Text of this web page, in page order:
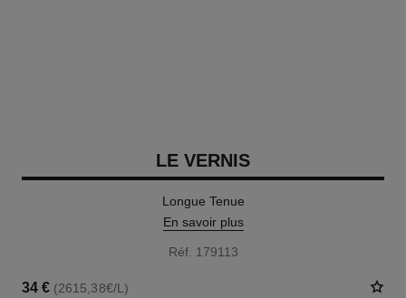
LE VERNIS
Longue Tenue
En savoir plus
Réf. 179113
34 € (2615,38€/L)